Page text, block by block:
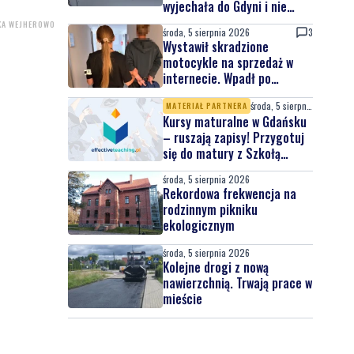
WEJHEROWO
wyjechała do Gdyni i nie
wróciła
środa, 5 sierpnia 2026 3
Wystawił skradzione
motocykle na sprzedaż w
internecie. Wpadł po
zgłoszeniu właściciela
MATERIAŁ PARTNERA
Kursy maturalne w Gdańsku
– ruszają zapisy! Przygotuj
się do matury z Szkołą
Effective Teaching!
środa, 5 sierpnia 2026
Rekordowa frekwencja na
rodzinnym pikniku
ekologicznym
środa, 5 sierpnia 2026
Kolejne drogi z nową
nawierzchnią. Trwają prace w
mieście